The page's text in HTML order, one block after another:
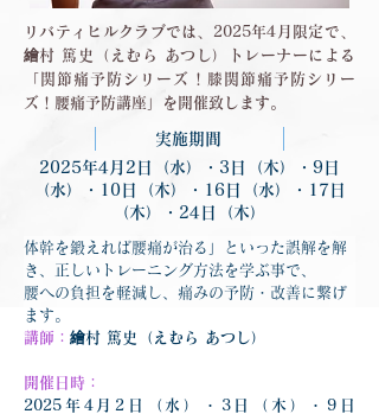
リバティヒルクラブでは、2025年4月限定で、
繪村 篤史（えむら あつし）トレーナーによる
「関節痛予防シリーズ！膝関節痛予防シリー
ズ！腰痛予防講座」を開催致します。
実施期間
2025年4月2日（水）・3日（木）・9日
（水）・10日（木）・16日（水）・17日
（木）・24日（木）
体幹を鍛えれば腰痛が治る」といった誤解を解
き、正しいトレーニング方法を学ぶ事で、
腰への負担を軽減し、痛みの予防・改善に繋げ
ます。
講師： 繪村 篤史（えむら あつし）
開催日時：
2025年4月2日（水）・3日（木）・9日